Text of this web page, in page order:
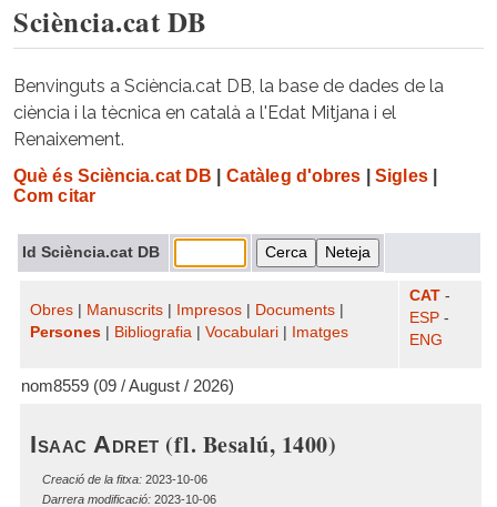
Sciència.cat DB
Benvinguts a Sciència.cat DB, la base de dades de la
ciència i la tècnica en català a l'Edat Mitjana i el
Renaixement.
Què és Sciència.cat DB Catàleg d'obres Sigles|
Com citar
Id Sciència.cat DB
Obres Manuscrits Impresos Documents
Persones
Bibliografia Vocabulari Imatges
CAT -
ESP -
ENG
nom8559 (09 / August / 2026)
Isaac Adret (fl. Besalú, 1400)
Creació de la fitxa: 2023-10-06
Darrera modificació: 2023-10-06